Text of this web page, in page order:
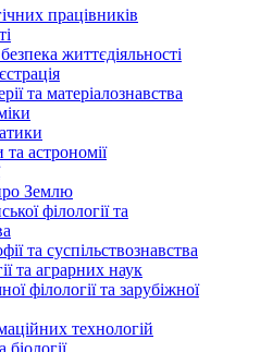
працівників
життєдіяльності
та матеріалознавства
та астрономії
Землю
філології та
та суспільствознавства
та аграрних наук
філології та зарубіжної
технологій